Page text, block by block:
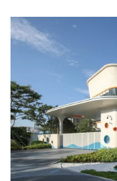
企业招聘
企业会员
广告投放
关于我们
联系我们